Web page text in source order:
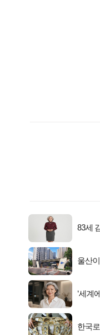
83세
울산
‘세계
한국